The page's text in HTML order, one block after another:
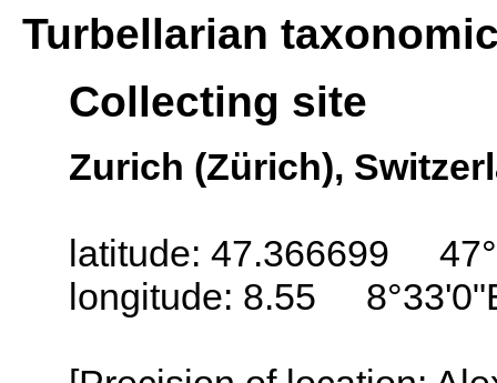
Turbellarian
Collecting site
Zurich (Zürich),
latitude: 47.366699
longitude: 8.55